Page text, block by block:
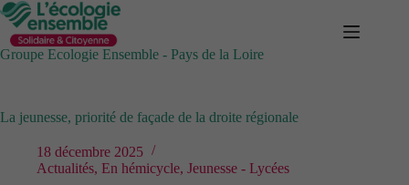
Passer
au
contenu
Groupe Ecologie Ensemble - Pays de la Loire
La jeunesse, priorité de façade de la droite régionale
18 décembre 2025
Actualités, En hémicycle, Jeunesse - Lycées